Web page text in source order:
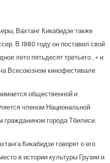
Вахтанг Кикабидзе также
В 1980 году он поставил свой
лето пятьдесят третьего…» и
Всесоюзном кинофестивале.
общественной и
членом Национальной
гражданином города Тбилиси.
Кикабидзе говорят о его
в истории культуры Грузии и